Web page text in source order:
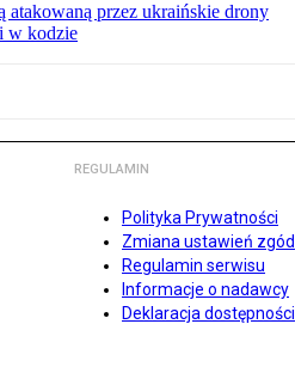
atakowaną przez ukraińskie drony
w kodzie
REGULAMIN
Polityka Prywatności
Zmiana ustawień zgód
Regulamin serwisu
Informacje o nadawcy
Deklaracja dostępności